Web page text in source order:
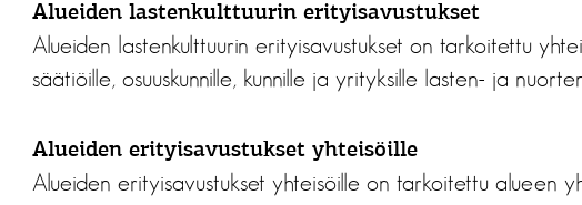
Alueiden lastenkulttuurin erityisavustukset
Alueiden lastenkulttuurin erityisavustukset on tarkoitettu
säätiöille, osuuskunnille, kunnille ja yrityksille lasten- ja
Alueiden erityisavustukset yhteisöille
Alueiden erityisavustukset yhteisöille on tarkoitettu alueen